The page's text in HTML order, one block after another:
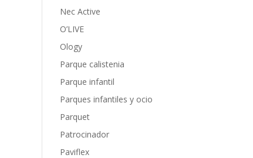
Nec Active
O’LIVE
Ology
Parque calistenia
Parque infantil
Parques infantiles y ocio
Parquet
Patrocinador
Paviflex